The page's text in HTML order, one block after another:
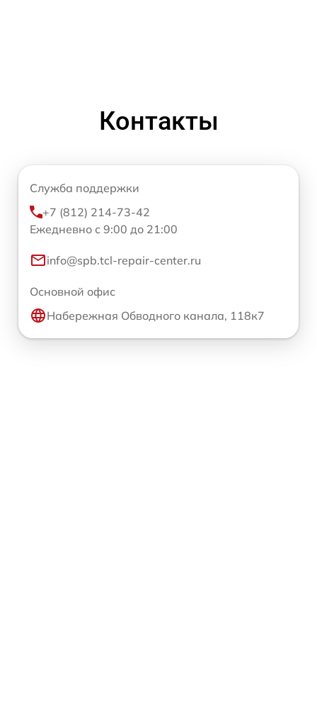
Контакты
Служба поддержки
+7 (812) 214-73-42
Ежедневно с 9:00 до 21:00
info@spb.tcl-repair-center.ru
Основной офис
Набережная Обводного канала, 118к7